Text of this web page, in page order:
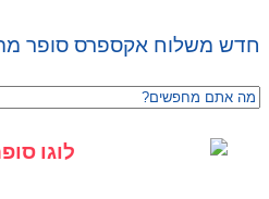
משלוח אקספרס סופר מהיר